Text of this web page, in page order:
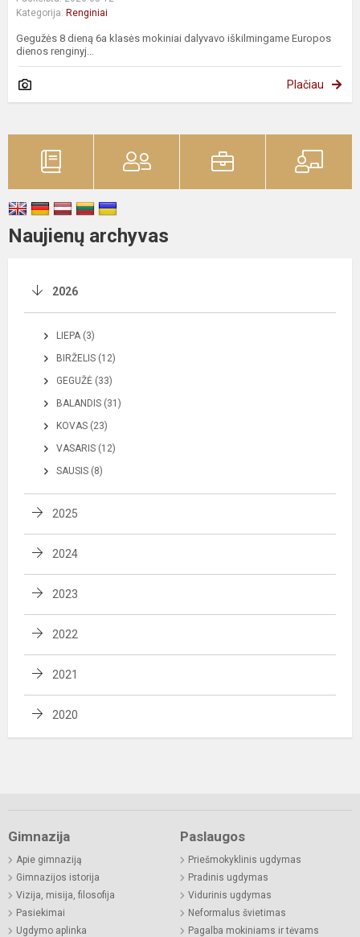
Kategorija: Renginiai
Gegužės 8 dieną 6a klasės mokiniai dalyvavo iškilmingame Europos
dienos renginyj...
Plačiau
Naujienų archyvas
2026
LIEPA (3)
BIRŽELIS (12)
GEGUŽĖ (33)
BALANDIS (31)
KOVAS (23)
VASARIS (12)
SAUSIS (8)
2025
2024
2023
2022
2021
2020
Gimnazija
Apie gimnaziją
Gimnazijos istorija
Vizija, misija, filosofija
Pasiekimai
Ugdymo aplinka
Paslaugos
Priešmokyklinis ugdymas
Pradinis ugdymas
Vidurinis ugdymas
Neformalus švietimas
Pagalba mokiniams ir tėvams